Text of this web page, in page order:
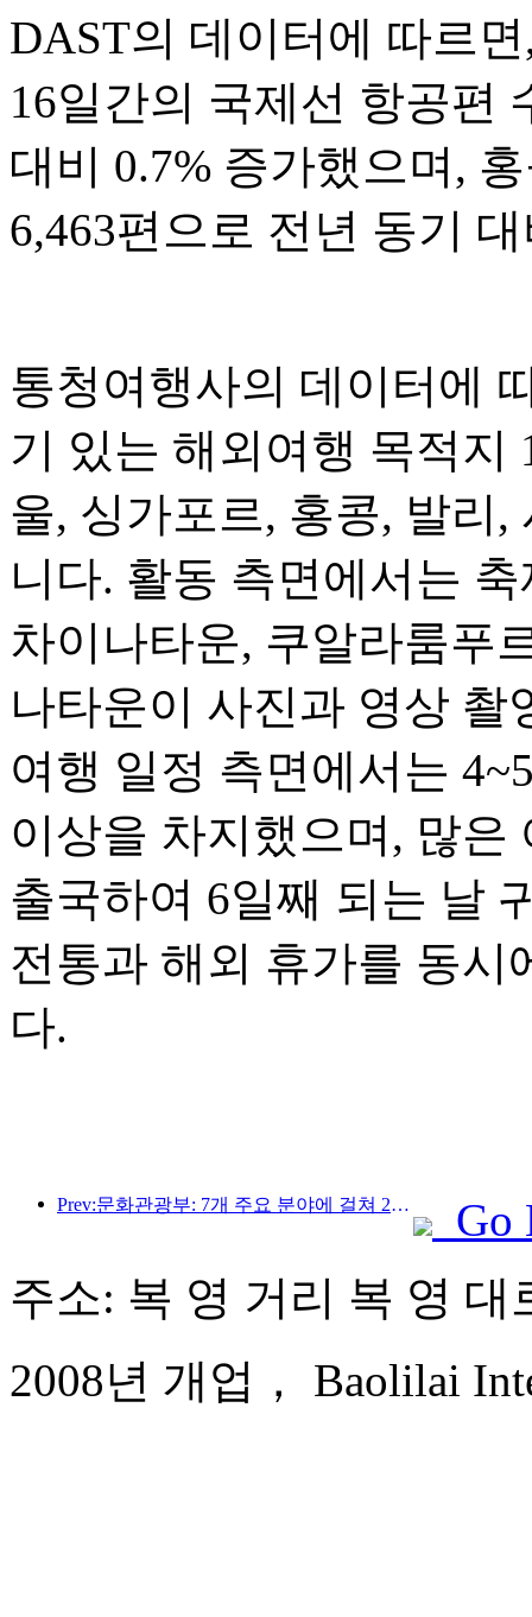
DAST의 데이터에 따르
16일간의 국제선 항공편
대비 0.7% 증가했으며,
6,463편으로 전년 동기
통청여행사의 데이터에
기 있는 해외여행 목적지
울, 싱가포르, 홍콩, 발리
니다. 활동 측면에서는
차이나타운, 쿠알라룸푸
나타운이 사진과 영상
여행 일정 측면에서는
이상을 차지했으며, 많은
출국하여 6일째 되는 날
전통과 해외 휴가를 동시
다.
Prev:문화관광부: 7개 주요 분야에 걸쳐 22개의 테마 활동을 시작합니다
Go
주소: 복 영 거리 복 영 대
2008년 개업， Baolilai